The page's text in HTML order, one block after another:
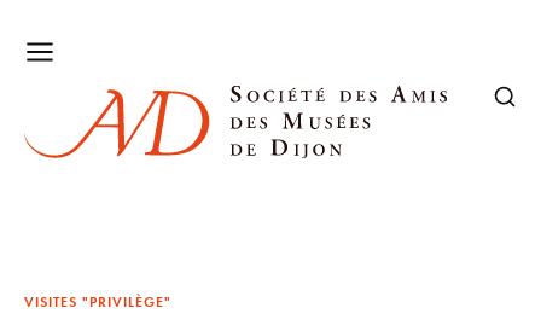
VISITES "PRIVILÈGE"